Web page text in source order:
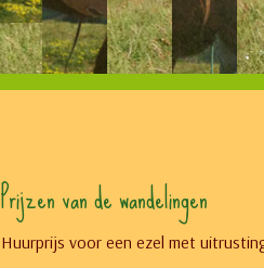
Prijzen van de wandelingen
Huurprijs voor een ezel met